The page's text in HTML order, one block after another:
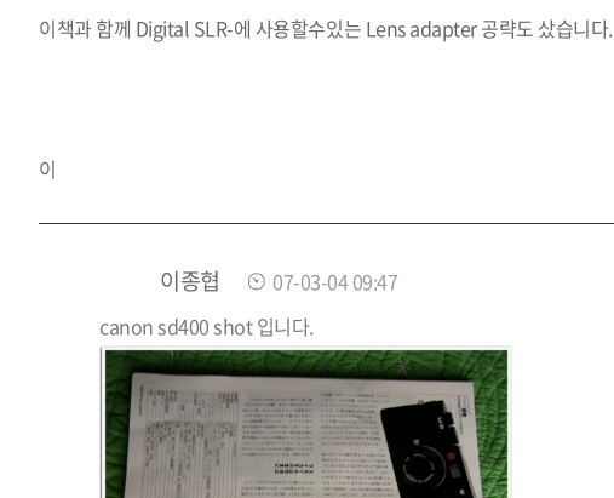
이책과 함께 Digital SLR-에 사용할수있는 Lens adapter 공략도 샀습니다.
이
이종협
07-03-04 09:47
canon sd400 shot 입니다.